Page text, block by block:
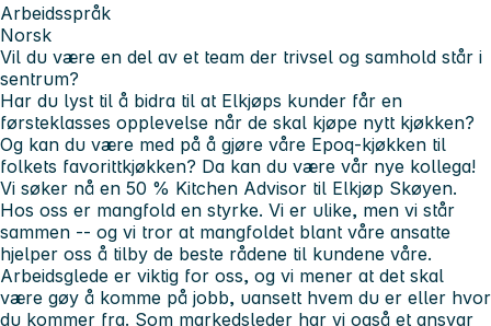
Arbeidsspråk
Norsk
Vil du være en del av et team der trivsel og samhold står i
sentrum?
Har du lyst til å bidra til at Elkjøps kunder får en
førsteklasses opplevelse når de skal kjøpe nytt kjøkken?
Og kan du være med på å gjøre våre Epoq-kjøkken til
folkets favorittkjøkken? Da kan du være vår nye kollega!
Vi søker nå en 50 % Kitchen Advisor til Elkjøp Skøyen.
Hos oss er mangfold en styrke. Vi er ulike, men vi står
sammen -- og vi tror at mangfoldet blant våre ansatte
hjelper oss å tilby de beste rådene til kundene våre.
Arbeidsglede er viktig for oss, og vi mener at det skal
være gøy å komme på jobb, uansett hvem du er eller hvor
du kommer fra. Som markedsleder har vi også et ansvar